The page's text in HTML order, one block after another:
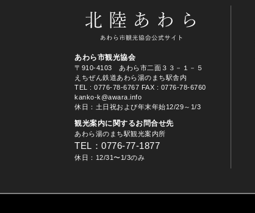
あわら市観光協会
〒910-4103 あわら市二面３３－１－５
えちぜん鉄道あわら湯のまち駅舎内
TEL
: 0776-78-6767 FAX : 0776-78-6760
kanko-k@awara.info
休日：土日祝および年末年始12/29～1/3
観光案内に関するお問合せ先
あわら湯のまち駅観光案内所
TEL：0776-77-1877
休日：12/31〜1/3のみ